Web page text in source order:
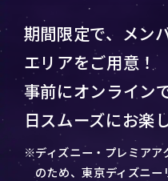
期間限定で、メン
エリアをご用意！
事前にオンライン
日スムーズにお楽
※ディズニー・プレミアア
のため、東京ディズニ